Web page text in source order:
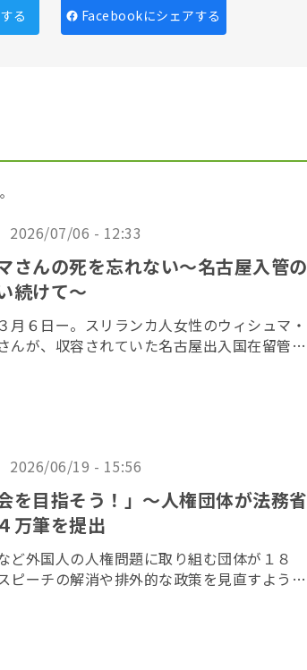
る Facebookにシェアする
2026/07/06 - 12:33
さんの死を忘れない〜名古屋入管の
続けて〜
月６日ー。スリランカ人女性のウィシュマ・
んが、収容されていた名古屋出入国在留管理
2026/06/19 - 15:56
を目指そう！」〜人権団体が法務省
万筆を提出
ど外国人の人権問題に取り組む団体が１８
ピーチの解消や排外的な政策を見直すよう求